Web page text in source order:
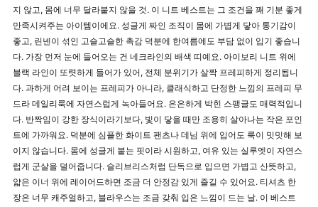
지 않고, 몸에 너무 달라붙지 않을 것. 이 니트 베스트는 그 조건을 꽤 기분 좋게
만족시켜주는 아이템이에요. 성글게 짜인 조직이 몸에 가볍게 닿아 통기감이
좋고, 린넨이 섞인 고슬고슬한 촉감 덕분에 한여름에도 부담 없이 입기 좋습니
다. 가장 먼저 눈에 들어오는 건 네크라인의 배색 띠예요. 아이보리 니트 위에
블랙 라인이 또렷하게 들어가 있어, 전체 분위기가 살짝 프레피하게 정리됩니
다. 과하게 어려 보이는 프레피가 아니라, 클래식하고 단정한 느낌의 프레피 무
드라 데일리룩에 자연스럽게 녹아들어요. 은은하게 박힌 스팽글도 매력적입니
다. 반짝임이 강한 장식이라기보다, 빛이 닿을 때만 조용히 살아나는 작은 포인
트에 가까워요. 덕분에 심플한 화이트 팬츠나 데님 위에 입어도 룩이 밋밋해 보
이지 않습니다. 몸에 성글게 붙는 핏이라 시원하고, 여유 있는 실루엣이 자연스
럽게 군살을 덜어줍니다. 슬리브리스처럼 단독으로 입으면 가볍고 산뜻하고,
얇은 이너 위에 레이어드하면 조금 더 안정감 있게 즐길 수 있어요. 티셔츠 한
장은 너무 캐주얼하고, 블라우스는 조금 갖춰 입은 느낌이 드는 날. 이 베스트